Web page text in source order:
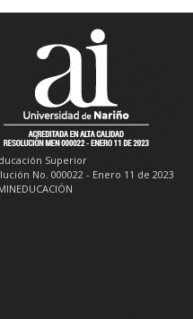
Superior
No. 000022 - Enero 11 de 2023